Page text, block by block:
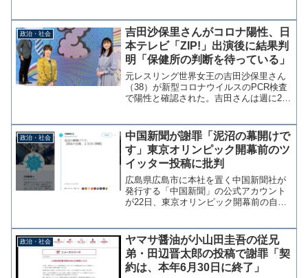
しての別名義「Cornelius(コーネリア
ス)」の公...
政治・社会
吉田沙保里さんがコロナ陽性、日
本テレビ「ZIP!」出演後に結果判
明「保健所の判断を待っている」
元レスリング世界女王の吉田沙保里さん
（38）が新型コロナウイルスのPCR検査
で陽性と確認された。吉田さんは週に2回
本テレビ「ZIP!」に出演していた。日本
テレビ広報...
政治・社会
中国新聞が謝罪「泥沼の幕開けで
す」東京オリンピック開幕前のツ
イッター投稿に批判
広島県広島市に本社を置く中国新聞社が
発行する「中国新聞」の公式アカウント
が22日、東京オリンピック開幕前の自社
ことがわかった。引用記事には「泥沼」
などの文言は含まれておら...
政治・社会
ヤマサ醤油が小山田圭吾の従兄
弟・田辺晋太郎の投稿で謝罪「契
約は、本年6月30日に終了」